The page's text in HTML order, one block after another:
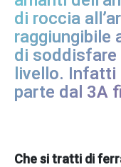
di roccia
raggiungibile
di soddisfare
livello. Infatti
parte dal 3A
Che si tratti di